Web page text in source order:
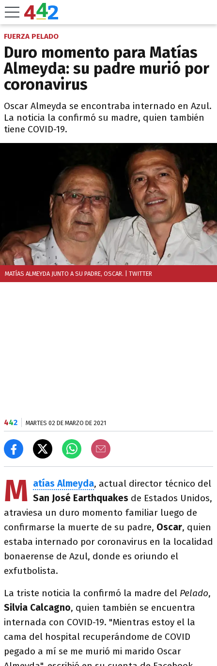
FUERZA PELADO
Duro momento para Matías
Almeyda: su padre murió por
coronavirus
Oscar Almeyda se encontraba internado en Azul.
La noticia la confirmó su madre, quien también
tiene COVID-19.
MATÍAS ALMEYDA JUNTO A SU PADRE, OSCAR. | TWITTER
442 MARTES 02 DE MARZO DE 2021
M atías Almeyda, actual director técnico del
San José Earthquakes de Estados Unidos,
atraviesa un duro momento familiar luego de
confirmarse la muerte de su padre, Oscar, quien
estaba internado por coronavirus en la localidad
bonaerense de Azul, donde es oriundo el
exfutbolista.
La triste noticia la confirmó la madre del Pelado,
Silvia Calcagno, quien también se encuentra
internada con COVID-19. "Mientras estoy el la
cama del hospital recuperándome de COVID
pegado a mí se me murió mi marido Oscar